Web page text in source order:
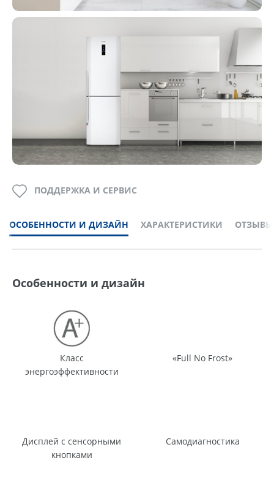
ОСОБЕННОСТИ И ДИЗАЙН ХАРАКТЕРИСТИКИ ОТЗЫВЫ
ПОДДЕРЖКА И СЕРВИС
Особенности и дизайн
Класс
энергоэффективности
«Full No Frost»
Дисплей с сенсорными
кнопками
Самодиагностика